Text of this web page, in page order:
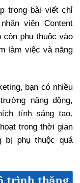
trong bài viết chỉ
viên Content
còn phụ thuộc vào
làm việc và năng
bạn có nhiều
năng động,
tính sáng tạo.
trong thời gian
bị phụ thuộc quá